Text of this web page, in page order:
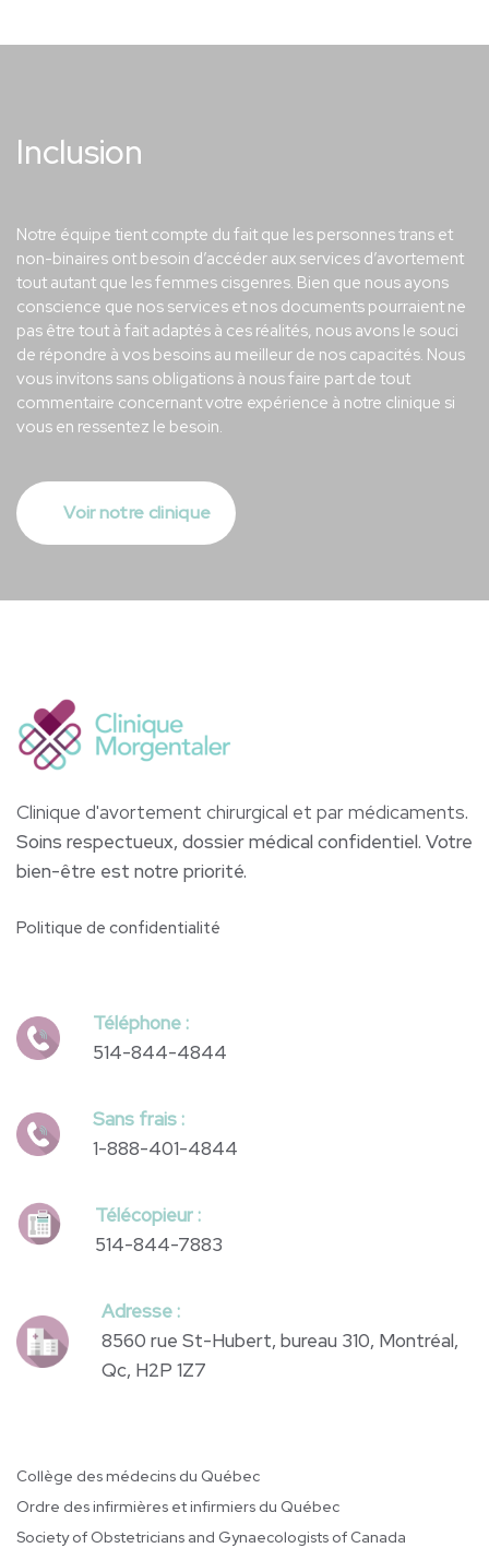
Inclusion
Notre équipe tient compte du fait que les personnes trans et
non-binaires ont besoin d’accéder aux services d’avortement
tout autant que les femmes cisgenres. Bien que nous ayons
conscience que nos services et nos documents pourraient ne
pas être tout à fait adaptés à ces réalités, nous avons le souci
de répondre à vos besoins au meilleur de nos capacités. Nous
vous invitons sans obligations à nous faire part de tout
commentaire concernant votre expérience à notre clinique si
vous en ressentez le besoin.
Voir notre clinique
Clinique d'avortement chirurgical et par médicaments.
Soins respectueux, dossier médical confidentiel. Votre
bien-être est notre priorité.
Politique de confidentialité
Téléphone :
514-844-4844
Sans frais :
1-888-401-4844
Télécopieur :
514-844-7883
Adresse :
8560 rue St-Hubert, bureau 310, Montréal,
Qc, H2P 1Z7
Collège des médecins du Québec
Ordre des infirmières et infirmiers du Québec
Society of Obstetricians and Gynaecologists of Canada